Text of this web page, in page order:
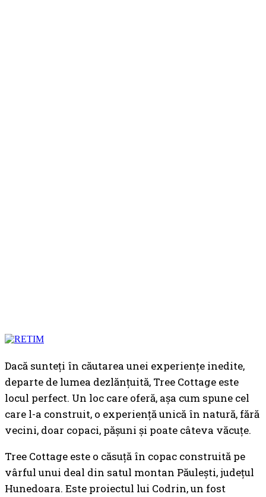
Dacă sunteți în căutarea unei experiențe inedite,
departe de lumea dezlănțuită, Tree Cottage este
locul perfect. Un loc care oferă, așa cum spune cel
care l-a construit, o experiență unică în natură, fără
vecini, doar copaci, pășuni și poate câteva văcuțe.
Tree Cottage este o căsuță în copac construită pe
vârful unui deal din satul montan Păulești, județul
Hunedoara. Este proiectul lui Codrin, un fost